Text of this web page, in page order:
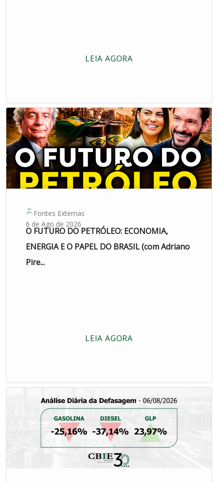
LEIA AGORA
Fontes Externas
6 de Ago de 2026
O FUTURO DO PETRÓLEO: ECONOMIA,
ENERGIA E O PAPEL DO BRASIL (com Adriano
Pire...
LEIA AGORA